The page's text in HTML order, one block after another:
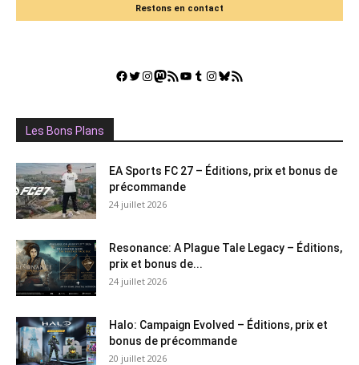
Restons en contact
Facebook
Twitter
Instagram
Mastodon
Flux RSSYouTube
Tumblr
Instagram
Bluesky
GestGame
Les Bons Plans
EA Sports FC 27 – Éditions, prix et bonus de
précommande
24 juillet 2026
Resonance: A Plague Tale Legacy – Éditions,
prix et bonus de...
24 juillet 2026
Halo: Campaign Evolved – Éditions, prix et
bonus de précommande
20 juillet 2026